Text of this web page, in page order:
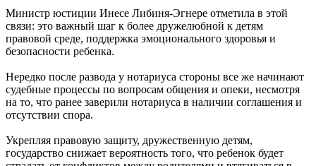
Министр юстиции Инесе Либиня-Эгнере отметила в этой
связи: это важный шаг к более дружелюбной к детям
правовой среде, поддержка эмоционального здоровья и
безопасности ребенка.
Нередко после развода у нотариуса стороны все же начинают
судебные процессы по вопросам общения и опеки, несмотря
на то, что ранее заверили нотариуса в наличии соглашения и
отсутствии спора.
Укрепляя правовую защиту, дружественную детям,
государство снижает вероятность того, что ребенок будет